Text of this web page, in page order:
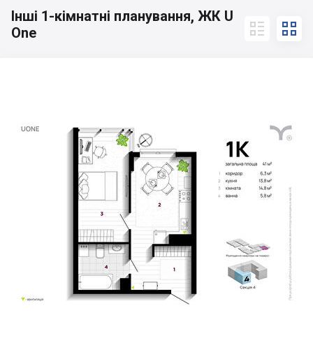
Інші 1-кімнатні планування, ЖК U
One
 